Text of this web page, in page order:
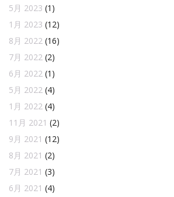
5月 2023 (1)
1月 2023 (12)
8月 2022 (16)
7月 2022 (2)
6月 2022 (1)
5月 2022 (4)
1月 2022 (4)
11月 2021 (2)
9月 2021 (12)
8月 2021 (2)
7月 2021 (3)
6月 2021 (4)